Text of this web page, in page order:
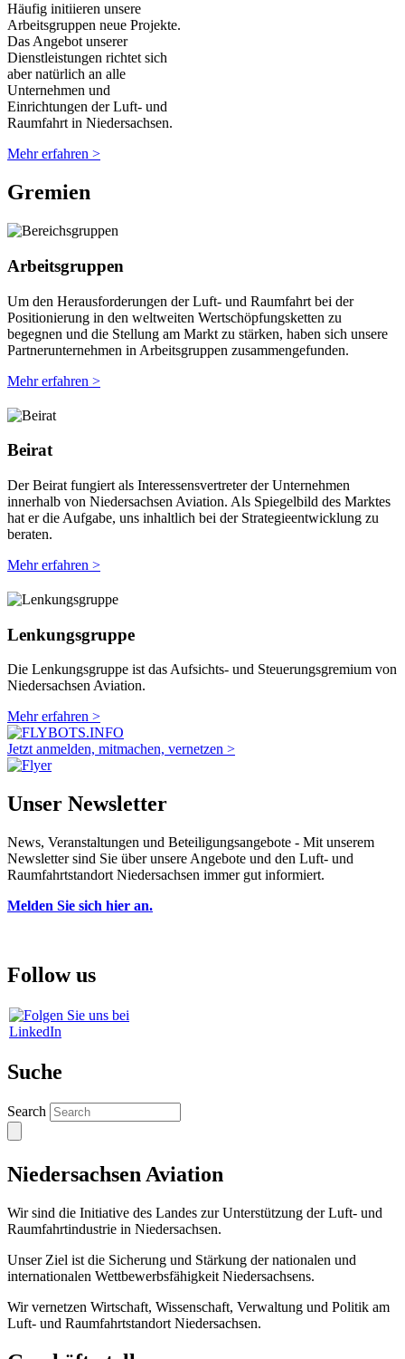
Häufig initiieren unsere
Arbeitsgruppen neue Projekte.
Das Angebot unserer
Dienstleistungen richtet sich
aber natürlich an alle
Unternehmen und
Einrichtungen der Luft- und
Raumfahrt in Niedersachsen.
Mehr erfahren >
Gremien
Arbeitsgruppen
Um den Herausforderungen der Luft- und Raumfahrt bei der
Positionierung in den weltweiten Wertschöpfungsketten zu
begegnen und die Stellung am Markt zu stärken, haben sich unsere
Partnerunternehmen in Arbeitsgruppen zusammengefunden.
Mehr erfahren >
Beirat
Der Beirat fungiert als Interessensvertreter der Unternehmen
innerhalb von Niedersachsen Aviation. Als Spiegelbild des Marktes
hat er die Aufgabe, uns inhaltlich bei der Strategieentwicklung zu
beraten.
Mehr erfahren >
Lenkungsgruppe
Die Lenkungsgruppe ist das Aufsichts- und Steuerungsgremium von
Niedersachsen Aviation.
Mehr erfahren >
Jetzt anmelden, mitmachen, vernetzen >
Unser Newsletter
News, Veranstaltungen und Beteiligungsangebote - Mit unserem
Newsletter sind Sie über unsere Angebote und den Luft- und
Raumfahrtstandort Niedersachsen immer gut informiert.
Melden Sie sich hier an.
Follow us
Suche
Search
Niedersachsen Aviation
Wir sind die Initiative des Landes zur Unterstützung der Luft- und
Raumfahrtindustrie in Niedersachsen.
Unser Ziel ist die Sicherung und Stärkung der nationalen und
internationalen Wettbewerbsfähigkeit Niedersachsens.
Wir vernetzen Wirtschaft, Wissenschaft, Verwaltung und Politik am
Luft- und Raumfahrtstandort Niedersachsen.